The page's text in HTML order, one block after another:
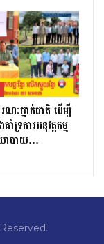
ណៈថ្នាក់ជាតិ ដើម្បី
ាំទ្រការអនុវត្តកម្ម
ោបាយ…